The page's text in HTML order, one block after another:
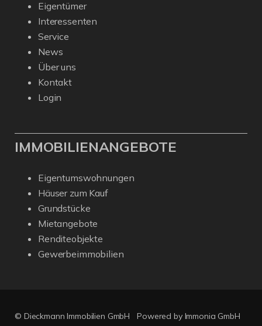
Eigentümer
Interessenten
Service
News
Über uns
Kontakt
Login
IMMOBILIENANGEBOTE
Eigentumswohnungen
Häuser zum Kauf
Grundstücke
Mietangebote
Renditeobjekte
Gewerbeimmobilien
© Dieckmann Immobilien GmbH
Powered by Immonia GmbH